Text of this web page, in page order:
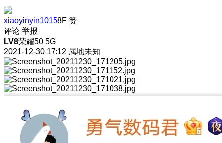
xiaoyinyin10158F 赞
评论 举报
LV8荣耀50 5G
2021-12-30 17:12 属地未知